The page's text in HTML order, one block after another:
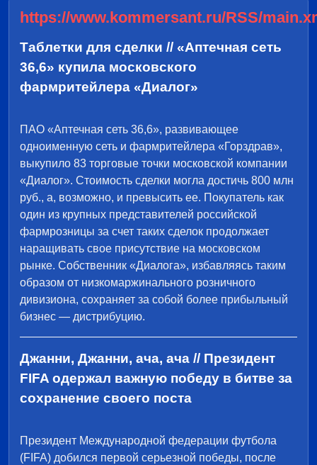
https://www.kommersant.ru/RSS/
Таблетки для сделки // «Аптечная сеть
36,6» купила московского
фармритейлера «Диалог»
ПАО «Аптечная сеть 36,6», развивающее
одноименную сеть и фармритейлера «Горздрав»,
выкупило 83 торговые точки московской компании
«Диалог». Стоимость сделки могла достичь 800 млн
руб., а, возможно, и превысить ее. Покупатель как
один из крупных представителей российской
фармрозницы за счет таких сделок продолжает
наращивать свое присутствие на московском
рынке. Собственник «Диалога», избавляясь таким
образом от низкомаржинального розничного
дивизиона, сохраняет за собой более прибыльный
бизнес — дистрибуцию.
Джанни, Джанни, ача, ача // Президент
FIFA одержал важную победу в битве за
сохранение своего поста
Президент Международной федерации футбола
(FIFA) добился первой серьезной победы, после